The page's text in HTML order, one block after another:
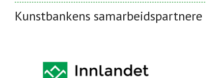
Kunstbankens samarbeidspartnere